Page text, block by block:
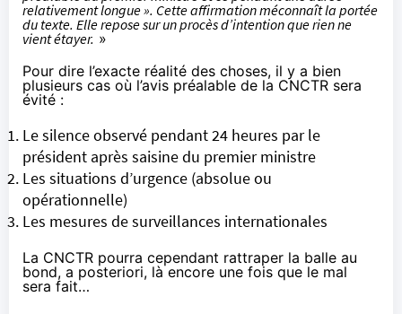
relativement longue ». Cette affirmation méconnaît la portée
du texte. Elle repose sur un procès d’intention que rien ne
vient étayer. »
Pour dire l’exacte réalité des choses, il y a bien
plusieurs cas où l’avis préalable de la CNCTR sera
évité :
Le silence observé pendant 24 heures par le
président après saisine du premier ministre
Les situations d’urgence (absolue ou
opérationnelle)
Les mesures de surveillances internationales
La CNCTR pourra cependant rattraper la balle au
bond, a posteriori, là encore une fois que le mal
sera fait…